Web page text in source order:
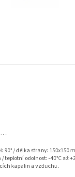
90° / délka strany: 150x150
teplotní odolnost: -40°C až
kapalin a vzduchu.